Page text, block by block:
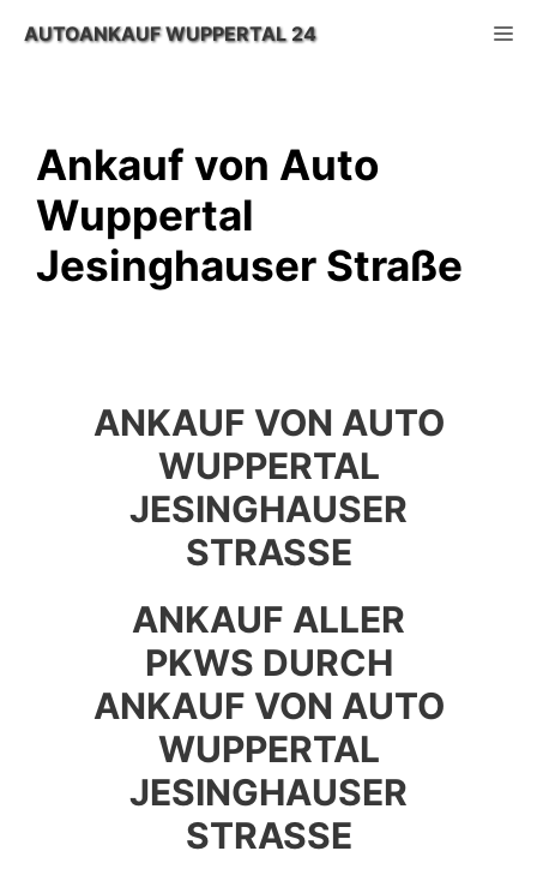
InhaltAUTOANKAUF WUPPERTAL 24
Ankauf von Auto
Wuppertal
Jesinghauser Straße
ANKAUF VON AUTO
WUPPERTAL
JESINGHAUSER
STRASSE
ANKAUF ALLER
PKWS DURCH
ANKAUF VON AUTO
WUPPERTAL
JESINGHAUSER
STRASSE